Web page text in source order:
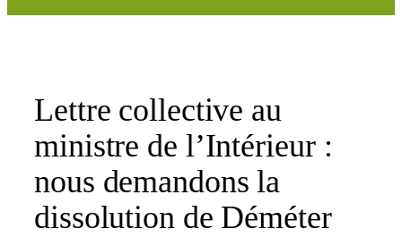
Lettre collective au
ministre de l’Intérieur :
nous demandons la
dissolution de Déméter